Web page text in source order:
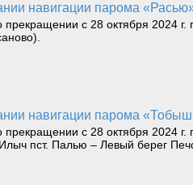
навигации парома
с 28 октября 2024
навигации парома
с 28 октября 2024 г.
пст. Палью – Левый берег